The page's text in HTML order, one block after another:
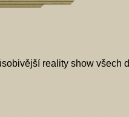
reality show všech